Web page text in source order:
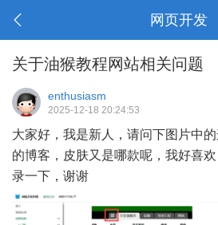
网页开发
关于油猴教程网站相关问题
enthusiasm
2025-12-18 20:24:53
大家好，我是新人，请问下图片中
的博客，皮肤又是哪款呢，我好喜
录一下，谢谢